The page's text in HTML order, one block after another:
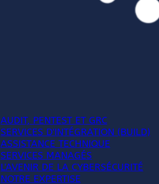
AUDIT, PENTEST ET GRC
SERVICES D'INTÉGRATION (BUILD)
ASSISTANCE TECHNIQUE
SERVICES MANAGÉS
L'AVENIR DE LA CYBERSÉCURITÉ
NOTRE EXPERTISE